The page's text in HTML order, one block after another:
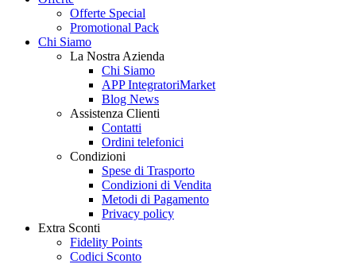
Offerte Special
Promotional Pack
Chi Siamo
La Nostra Azienda
Chi Siamo
APP IntegratoriMarket
Blog News
Assistenza Clienti
Contatti
Ordini telefonici
Condizioni
Spese di Trasporto
Condizioni di Vendita
Metodi di Pagamento
Privacy policy
Extra Sconti
Fidelity Points
Codici Sconto